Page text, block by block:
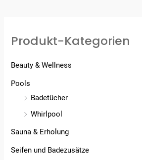
Produkt-Kategorien
Beauty & Wellness
Pools
Badetücher
Whirlpool
Sauna & Erholung
Seifen und Badezusätze